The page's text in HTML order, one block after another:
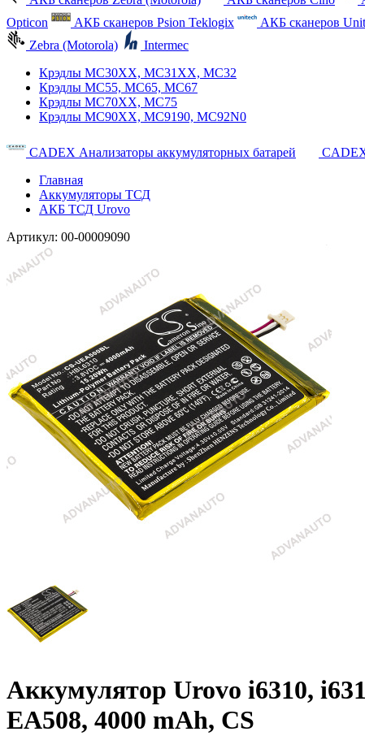
Opticon
АКБ сканеров Psion Teklogix АКБ сканеров
Zebra (Motorola)
Intermec
Крэдлы MC30XX, MC31XX, MC32
Крэдлы MC55, MC65, MC67
Крэдлы MC70XX, MC75
Крэдлы MC90XX, MC9190, MC92N0
CADEX Анализаторы аккумуляторных батарей
Главная
Аккумуляторы ТСД
АКБ ТСД Urovo
Артикул: 00-00009090
Аккумулятор Urovo i6310,
EA508, 4000 mAh, CS